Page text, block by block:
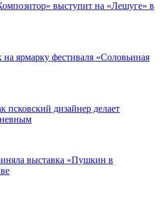
выступит на «Лешуге» в
на ярмарку фестиваля «Соловьиная
псковский дизайнер делает
выставка «Пушкин в